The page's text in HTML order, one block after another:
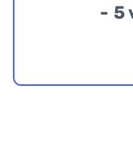
- 5